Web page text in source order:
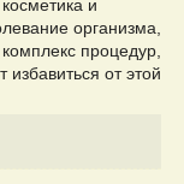
и
организма,
процедур,
от этой